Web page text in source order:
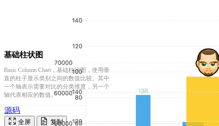
基础柱状图
Basic Column Chart，基础柱状图，使用垂
直的柱子显示类别之间的数值比较。其中
一个轴表示需要对比的分类维度，另一个
轴代表相应的数值。
源码
全屏
复制